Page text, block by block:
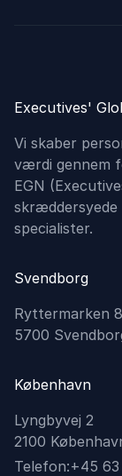
Executives'
Vi skaber
værdi gennem
EGN
specialister.
Svendborg
Ryttermarken 8
5700
København
Lyngbyvej 2
2100
Telefon:+45